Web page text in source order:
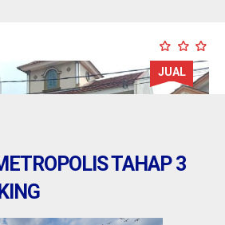
JUAL
TAHAP 3